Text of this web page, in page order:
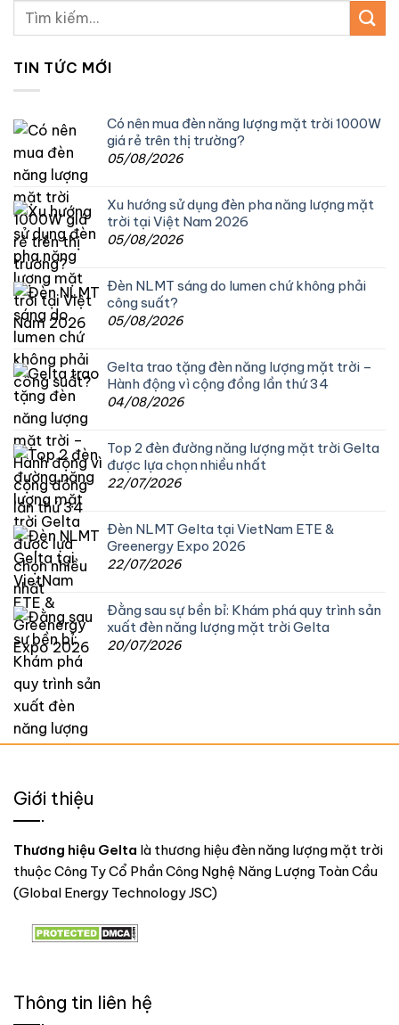
Tìm
TIN TỨC MỚI
Có nên mua đèn năng lượng mặt trời 1000W
giá rẻ trên thị trường?
05/08/2026
Xu hướng sử dụng đèn pha năng lượng mặt
trời tại Việt Nam 2026
05/08/2026
Đèn NLMT sáng do lumen chứ không phải
công suất?
05/08/2026
Gelta trao tặng đèn năng lượng mặt trời –
Hành động vì cộng đồng lần thứ 34
04/08/2026
Top 2 đèn đường năng lượng mặt trời Gelta
được lựa chọn nhiều nhất
22/07/2026
Đèn NLMT Gelta tại VietNam ETE &
Greenergy Expo 2026
22/07/2026
Đằng sau sự bền bỉ: Khám phá quy trình sản
xuất đèn năng lượng mặt trời Gelta
20/07/2026
Giới thiệu
Thương hiệu Gelta là thương hiệu đèn năng lượng mặt trời
thuộc Công Ty Cổ Phần Công Nghệ Năng Lượng Toàn Cầu
(Global Energy Technology JSC)
Thông tin liên hệ